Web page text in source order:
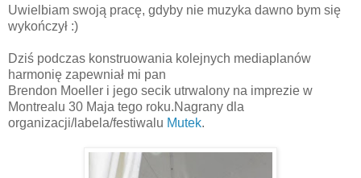
Uwielbiam swoją pracę, gdyby nie muzyka dawno bym się
wykończył :)
Dziś podczas konstruowania kolejnych mediaplanów
harmonię zapewniał mi pan
Brendon Moeller i jego secik utrwalony na imprezie w
Montrealu 30 Maja tego roku.Nagrany dla
organizacji/labela/festiwalu Mutek.